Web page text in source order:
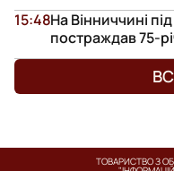
На Вінниччині
постраждав 75-
15:48
ТОВАРИСТВО З